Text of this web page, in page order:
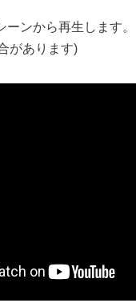
ーンから再生します。
があります)